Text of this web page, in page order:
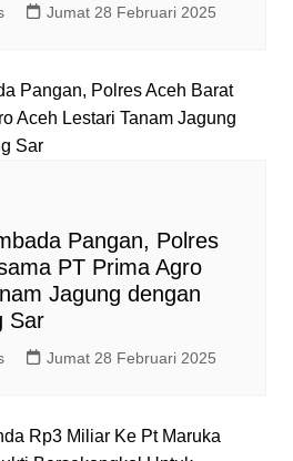
Jumat 28 Februari 2025
Pangan, Polres
PT Prima Agro
Jagung dengan
Sar
Jumat 28 Februari 2025